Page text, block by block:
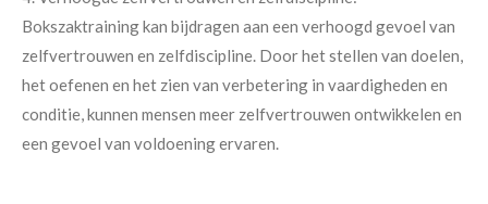
Bokszaktraining kan bijdragen aan een verhoogd gevoel van
zelfvertrouwen en zelfdiscipline. Door het stellen van doelen,
het oefenen en het zien van verbetering in vaardigheden en
conditie, kunnen mensen meer zelfvertrouwen ontwikkelen en
een gevoel van voldoening ervaren.